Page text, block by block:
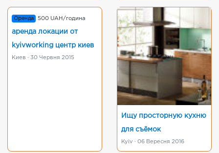
Оренда 500 UAH/година
аренда локации от
kyivworking центр киев
Киев · 30 Червня 2015
Ищу просторную кухню
для съёмок
Kyiv · 06 Вересня 2016